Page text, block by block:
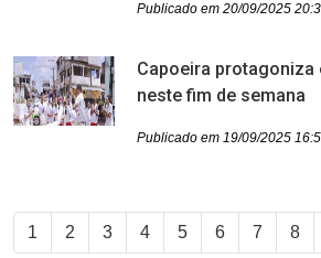
Publicado em 20/09/2025
Capoeira protagoniza
neste fim de semana
Publicado em 19/09/2025
1 2 3 4 5 6 7 8